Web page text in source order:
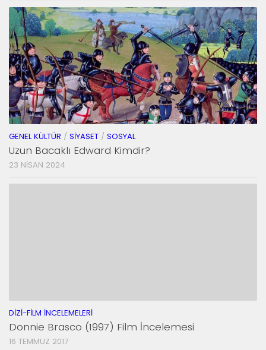
GENEL KÜLTÜR / SIYASET / SOSYAL
Uzun Bacaklı Edward Kimdir?
23 NISAN 2024
DIZI-FILM İNCELEMELERI
Donnie Brasco (1997) Film İncelemesi
16 TEMMUZ 2017